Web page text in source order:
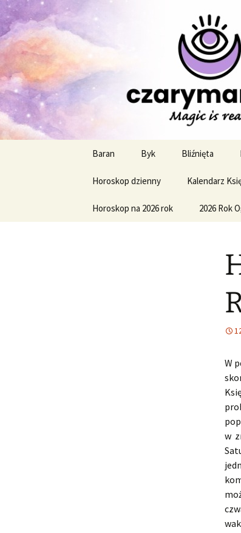
Profesjonalne
treści
Baran Byk Bliźnięta
Horoskop dzienny Kalendarz
Horoskop na 2026 rok 2026 Rok
W
w